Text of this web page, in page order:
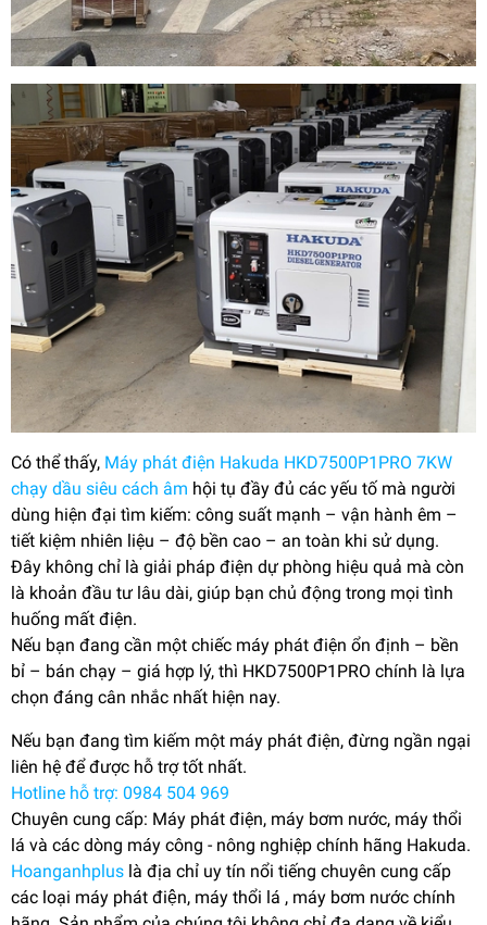
Có thể thấy, Máy phát điện Hakuda HKD7500P1PRO 7KW
chạy dầu siêu cách âm hội tụ đầy đủ các yếu tố mà người
dùng hiện đại tìm kiếm: công suất mạnh – vận hành êm –
tiết kiệm nhiên liệu – độ bền cao – an toàn khi sử dụng.
Đây không chỉ là giải pháp điện dự phòng hiệu quả mà còn
là khoản đầu tư lâu dài, giúp bạn chủ động trong mọi tình
huống mất điện.
Nếu bạn đang cần một chiếc máy phát điện ổn định – bền
bỉ – bán chạy – giá hợp lý, thì HKD7500P1PRO chính là lựa
chọn đáng cân nhắc nhất hiện nay.
Nếu bạn đang tìm kiếm một máy phát điện, đừng ngần ngại
liên hệ để được hỗ trợ tốt nhất.
Hotline hỗ trợ: 0984 504 969
Chuyên cung cấp: Máy phát điện, máy bơm nước, máy thổi
lá và các dòng máy công - nông nghiệp chính hãng Hakuda.
Hoanganhplus là địa chỉ uy tín nổi tiếng chuyên cung cấp
các loại máy phát điện, máy thổi lá , máy bơm nước chính